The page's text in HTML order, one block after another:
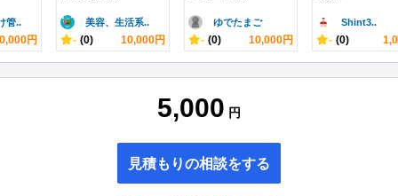
管..
円
美容、生活系..
- (0) 10,000円
ゆでたまご
- (0) 10,000円
Shint3..
- (0)
5,000 円
見積もりの相談をする